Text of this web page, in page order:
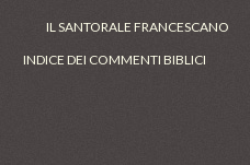
IL SANTORALE FRANCESCANO
INDICE DEI COMMENTI BIBLICI